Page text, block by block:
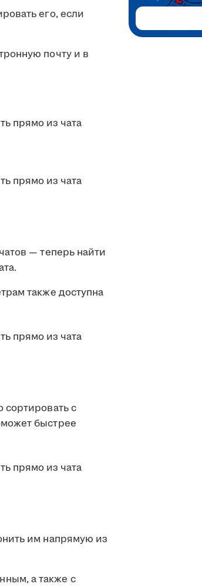
его, если
почту и в
— теперь найти
также доступна
с
быстрее
им напрямую из
а также с